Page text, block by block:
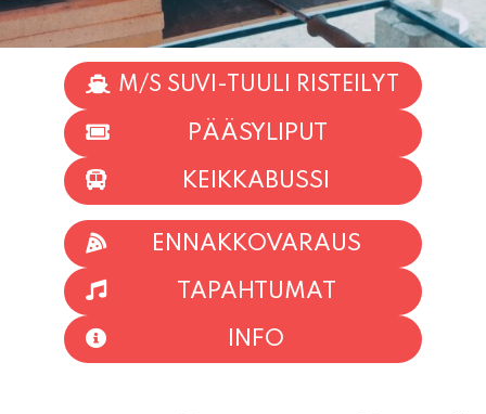
M/S SUVI-TUULI RISTEILYT
PÄÄSYLIPUT
KEIKKABUSSI
ENNAKKOVARAUS
TAPAHTUMAT
INFO